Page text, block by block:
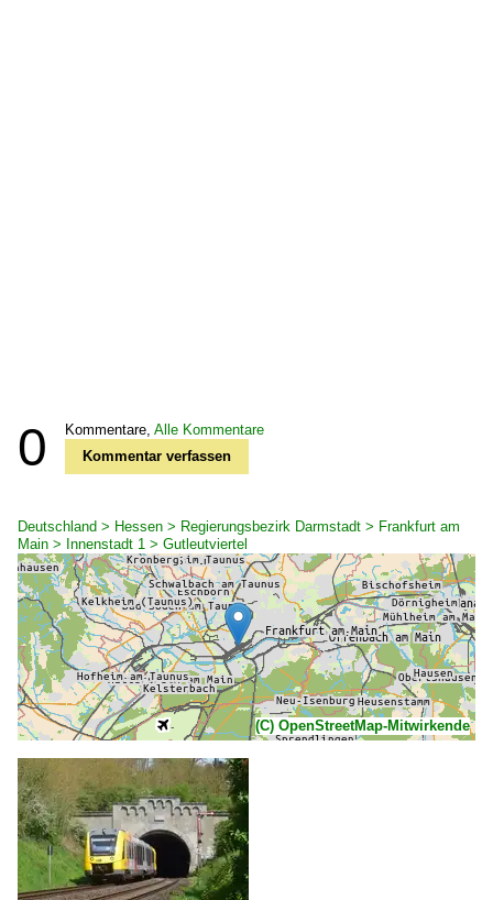
0 Kommentare, Alle Kommentare
Kommentar verfassen
Deutschland > Hessen > Regierungsbezirk Darmstadt > Frankfurt am
Main > Innenstadt 1 > Gutleutviertel
(C) OpenStreetMap-Mitwirkende